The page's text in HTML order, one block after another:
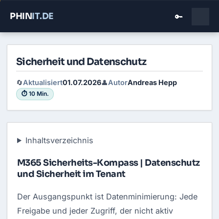
PHINIT.DE 🔑
Sicherheit und Datenschutz
🔄Aktualisiert01.07.2026👤AutorAndreas Hepp
⏱ 10 Min.
Inhaltsverzeichnis
M365 Sicherheits-Kompass | Datenschutz
und Sicherheit im Tenant
Der Ausgangspunkt ist Datenminimierung: Jede
Freigabe und jeder Zugriff, der nicht aktiv